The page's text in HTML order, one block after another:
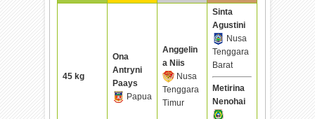
45 kg
Ona
Antryni
Paays
Papua
Anggelin
a Niis
Nusa
Tenggara
Timur
Sinta
Agustini
Nusa
Tenggara
Barat
Metirina
Nenohai